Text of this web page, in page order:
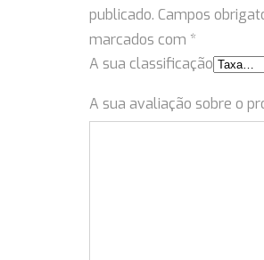
publicado. Campos
marcados com *
A sua classificação
A sua avaliação sobre o